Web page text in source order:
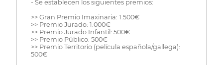
- Se establecen los siguientes premios:
>> Gran Premio Imaxinaria: 1.500€
>> Premio Jurado: 1.000€
>> Premio Jurado Infantil: 500€
>> Premio Público: 500€
>> Premio Territorio (película española/gallega):
500€